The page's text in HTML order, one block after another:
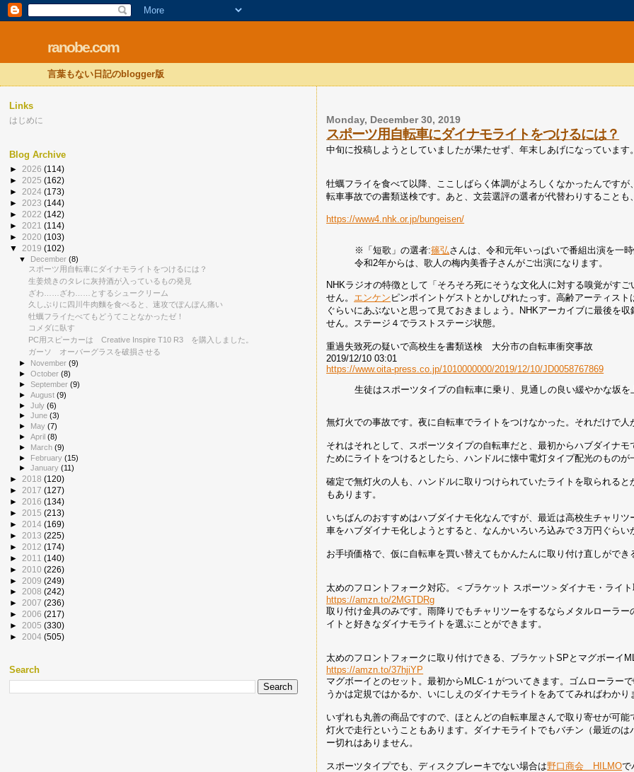
ranobe.com
言葉もない日記のblogger版
Monday, December 30, 2019
スポーツ用自転車にダイナモライトをつけるには？
中旬に投稿しようとしていましたが果たせず、年末しあげになっています。
牡蠣フライを食べて以降、ここしばらく体調がよろしくなかったんです
転車事故での書類送検です。あと、文芸選評の選者が代替わりすることも
https://www4.nhk.or.jp/bungeisen/
※「短歌」の選者:篠弘さんは、令和元年いっぱいで番組出演を一時
令和2年からは、歌人の梅内美香子さんがご出演になります。
NHKラジオの特徴として「そろそろ死にそうな文化人に対する嗅覚がす
せん。 エンケン ピンポイントゲストとかしびれたっす。高齢アーティス
ぐらいにあぶないと思って見ておきましょう。NHKアーカイブに最後を
せん。ステージ４でラストステージ状態。
重過失致死の疑いで高校生を書類送検 大分市の自転車衝突事故
2019/12/10 03:01
https://www.oita-press.co.jp/1010000000/2019/12/10/JD0058767869
生徒はスポーツタイプの自転車に乗り、見通しの良い緩やかな坂を
無灯火での事故です。夜に自転車でライトをつけなかった。それだけで
それはそれとして、スポーツタイプの自転車だと、最初からハブダイナ
ためにライトをつけるとしたら、ハンドルに懐中電灯タイプ配光のもの
確定で無灯火の人も、ハンドルに取りつけられていたライトを取られる
もあります。
いちばんのおすすめはハブダイナモ化なんですが、最近は高校生チャリ
車をハブダイナモ化しようとすると、なんかいろいろ込みで３万円ぐらい
お手頃価格で、仮に自転車を買い替えてもかんたんに取り付け直しができ
太めのフロントフォーク対応。＜ブラケット スポーツ＞ダイナモ・ライ
https://amzn.to/2MGTDRg
取り付け金具のみです。雨降りでもチャリツーをするならメタルローラ
イトと好きなダイナモライトを選ぶことができます。
太めのフロントフォークに取り付けできる、ブラケットSPとマグボーイ
https://amzn.to/37hjiYP
マグボーイとのセット。最初からMLC-１がついてきます。ゴムローラー
うかは定規ではかるか、いにしえのダイナモライトをあててみればわかり
いずれも丸善の商品ですので、ほとんどの自転車屋さんで取り寄せが可
灯火で走行ということもあります。ダイナモライトでもバチン（最近の
ー切れはありません。
スポーツタイプでも、ディスクブレーキでない場合は野口商会 HILMOで
Links
はじめに
Blog Archive
► 2026 (114)
► 2025 (162)
► 2024 (173)
► 2023 (144)
► 2022 (142)
► 2021 (114)
► 2020 (103)
▼ 2019 (102)
▼ December(8)
スポーツ用自転車にダイナモライトをつけるには？
生姜焼きのタレに灰持酒が入っているもの発見
ざわ……ざわ……とするシュークリーム
久しぶりに四川牛肉麵を食べると、速攻でぽんぽん痛い
牡蠣フライたべてもどうてことなかったゼ！
コメダに臥す
PC用スピーカーは Creative Inspire T10 R3 を購入しました。
ガーソ オーバーグラスを破損させる
►
November(9)
►October(8)
►September(9)
►August(9)
►July(6)
►June(3)
► May(7)
►April(8)
► March(9)
► February(15)
►January(11)
► 2018 (120)
► 2017 (127)
► 2016 (134)
► 2015 (213)
► 2014 (169)
► 2013 (225)
► 2012 (174)
► 2011 (140)
► 2010 (226)
► 2009 (249)
► 2008 (242)
► 2007 (236)
► 2006 (217)
► 2005 (330)
► 2004 (505)
Search